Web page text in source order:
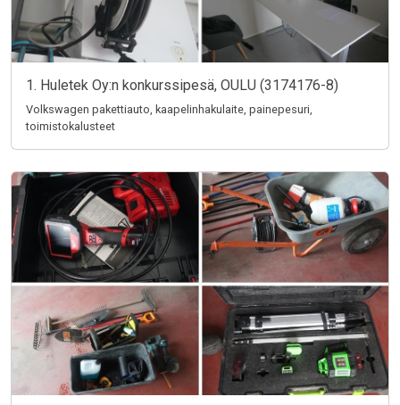
1. Huletek Oy:n konkurssipesä, OULU (3174176-8)
Volkswagen pakettiauto, kaapelinhakulaite, painepesuri,
toimistokalusteet